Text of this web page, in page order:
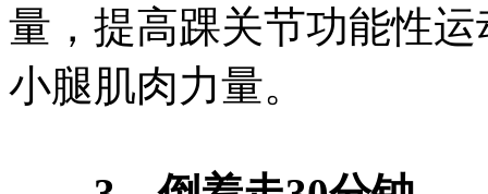
量，提高踝关节功能性
小腿肌肉力量。